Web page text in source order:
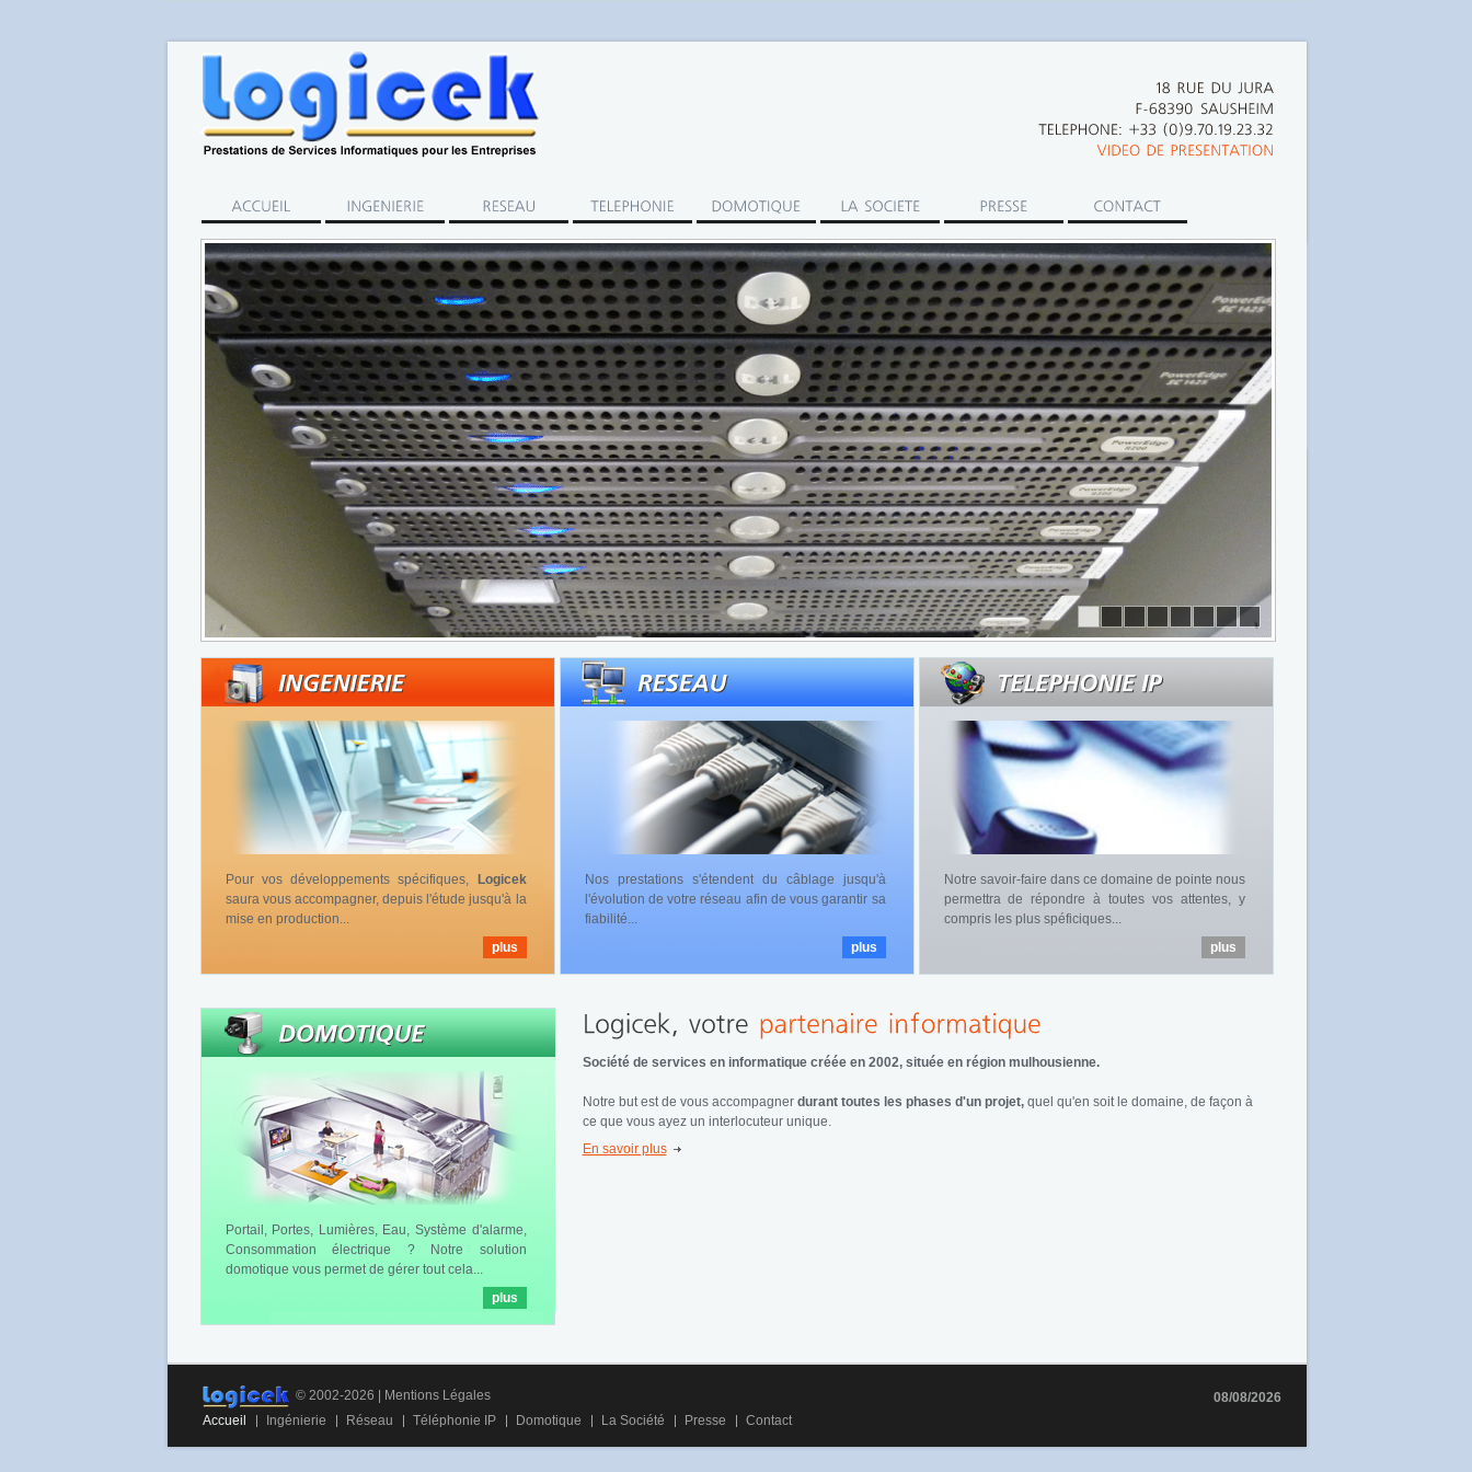
Pour vos développements spécifiques,
Logicek
saura vous accompagner, depuis l'étude jusqu'à la
mise en production...
plus
Nos prestations s'étendent du câblage jusqu'à
l'évolution de votre réseau afin de vous garantir sa
fiabilité...
plus
Notre savoir-faire dans ce domaine de pointe nous
permettra de répondre à toutes vos attentes, y
compris les plus spéficiques...
plus
Portail, Portes, Lumières, Eau, Système d'alarme,
Consommation électrique ? Notre solution
domotique vous permet de gérer tout cela...
plus
Société de services en informatique créée en 2002, située en région mulhousienne.
Notre but est de vous accompagner durant toutes les phases d'un projet, quel qu'en soit le domaine, de façon à
ce que vous ayez un interlocuteur unique.
En savoir plus
08/08/2026
© 2002-2026 |
Mentions Légales
Accueil
Ingénierie Réseau Téléphonie IP Domotique La Société Presse Contact